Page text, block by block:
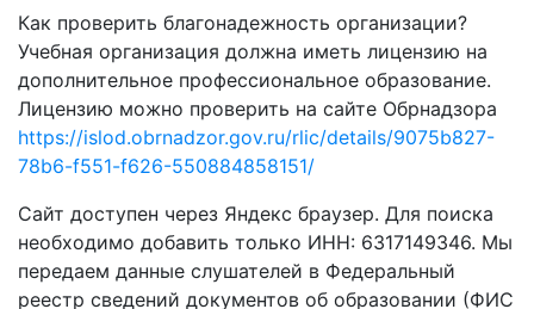
Как проверить благонадежность организации?
Учебная организация должна иметь лицензию на
дополнительное профессиональное образование.
Лицензию можно проверить на сайте Обрнадзора
https://islod.obrnadzor.gov.ru/rlic/details/9075b827-
78b6-f551-f626-550884858151/
Сайт доступен через Яндекс браузер. Для поиска
необходимо добавить только ИНН: 6317149346. Мы
передаем данные слушателей в Федеральный
реестр сведений документов об образовании (ФИС